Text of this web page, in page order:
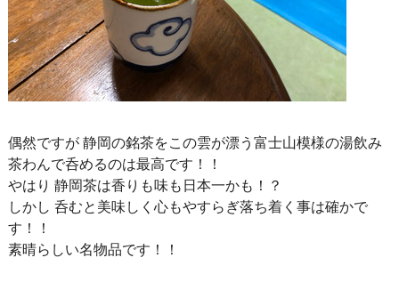
偶然ですが 静岡の銘茶をこの雲が漂う富士山模様の湯飲み
茶わんで呑めるのは最高です！！
やはり 静岡茶は香りも味も日本一かも！？
しかし 呑むと美味しく心もやすらぎ落ち着く事は確かで
す！！
素晴らしい名物品です！！